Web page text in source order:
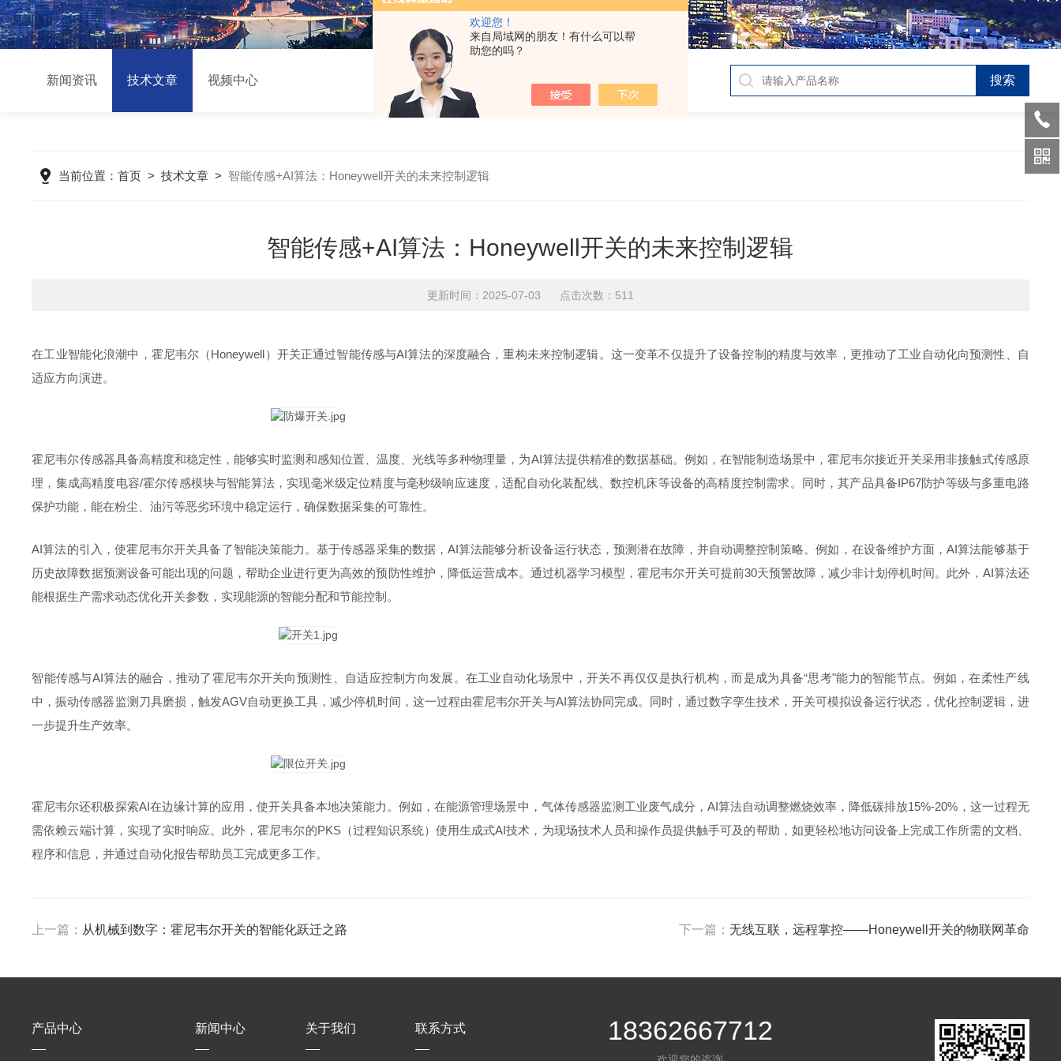
欢迎您！
来自局域网的朋友！有什么可以帮
助您的吗？
新闻资讯 技术文章 视频中心
当前位置：首页 >技术文章 > 智能传感+AI算法：Honeywell开关的未来控制逻辑
智能传感+AI算法：Honeywell开关的未来控制逻辑
更新时间：2025-07-03 点击次数：511
在工业智能化浪潮中，霍尼韦尔（Honeywell）开关正通过智能传感与AI算法的深度融合，重构未来控制逻辑。这一变革不仅提升了设备控制的精度与效率，更推动了工业自动化向预测性、自
适应方向演进。
霍尼韦尔传感器具备高精度和稳定性，能够实时监测和感知位置、温度、光线等多种物理量，为AI算法提供精准的数据基础。例如，在智能制造场景中，霍尼韦尔接近开关采用非接触式传感原
理，集成高精度电容/霍尔传感模块与智能算法，实现毫米级定位精度与毫秒级响应速度，适配自动化装配线、数控机床等设备的高精度控制需求。同时，其产品具备IP67防护等级与多重电路
保护功能，能在粉尘、油污等恶劣环境中稳定运行，确保数据采集的可靠性。
AI算法的引入，使霍尼韦尔开关具备了智能决策能力。基于传感器采集的数据，AI算法能够分析设备运行状态，预测潜在故障，并自动调整控制策略。例如，在设备维护方面，AI算法能够基于
历史故障数据预测设备可能出现的问题，帮助企业进行更为高效的预防性维护，降低运营成本。通过机器学习模型，霍尼韦尔开关可提前30天预警故障，减少非计划停机时间。此外，AI算法还
能根据生产需求动态优化开关参数，实现能源的智能分配和节能控制。
智能传感与AI算法的融合，推动了霍尼韦尔开关向预测性、自适应控制方向发展。在工业自动化场景中，开关不再仅仅是执行机构，而是成为具备“思考"能力的智能节点。例如，在柔性产线
中，振动传感器监测刀具磨损，触发AGV自动更换工具，减少停机时间，这一过程由霍尼韦尔开关与AI算法协同完成。同时，通过数字孪生技术，开关可模拟设备运行状态，优化控制逻辑，进
一步提升生产效率。
霍尼韦尔还积极探索AI在边缘计算的应用，使开关具备本地决策能力。例如，在能源管理场景中，气体传感器监测工业废气成分，AI算法自动调整燃烧效率，降低碳排放15%-20%，这一过程无
需依赖云端计算，实现了实时响应。此外，霍尼韦尔的PKS（过程知识系统）使用生成式AI技术，为现场技术人员和操作员提供触手可及的帮助，如更轻松地访问设备上完成工作所需的文档、
程序和信息，并通过自动化报告帮助员工完成更多工作。
上一篇： 从机械到数字：霍尼韦尔开关的智能化跃迁之路 下一篇： 无线互联，远程掌控——Honeywell开关的物联网革命
产品中心 新闻中心 关于我们 联系方式 18362667712